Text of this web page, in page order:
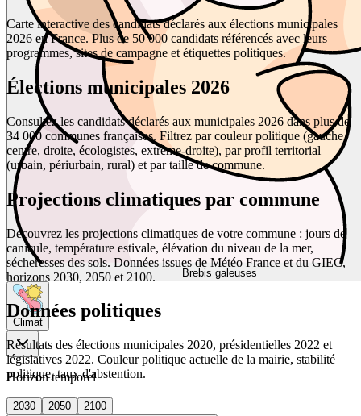
Brebis galeuses
Climat
Horizon temporel
2030 2050
2100
Carte interactive des candidats déclarés aux élections municipales
2026 en France. Plus de 50 000 candidats référencés avec leurs
programmes, sites de campagne et étiquettes politiques.
Élections municipales 2026
Consultez les candidats déclarés aux municipales 2026 dans plus de
34 000 communes françaises. Filtrez par couleur politique (gauche,
centre, droite, écologistes, extrême-droite), par profil territorial
(urbain, périurbain, rural) et par taille de commune.
Projections climatiques par commune
Découvrez les projections climatiques de votre commune : jours de
canicule, température estivale, élévation du niveau de la mer,
sécheresses des sols. Données issues de Météo France et du GIEC,
horizons 2030, 2050 et 2100.
Données politiques
Résultats des élections municipales 2020, présidentielles 2022 et
législatives 2022. Couleur politique actuelle de la mairie, stabilité
politique, taux d'abstention.